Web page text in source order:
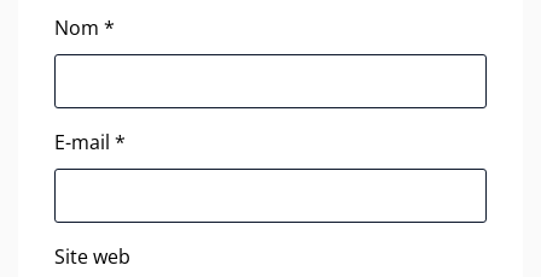
Nom *
E-mail *
Site web